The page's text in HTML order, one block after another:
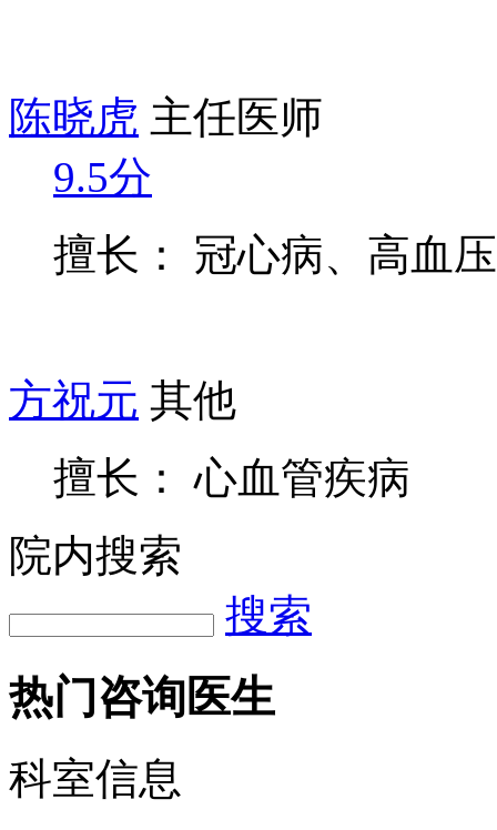
陈晓虎 主任医师
9.5分
擅长： 冠心病、高血
方祝元 其他
擅长： 心血管疾病
院内搜索
搜索
热门咨询医生
科室信息